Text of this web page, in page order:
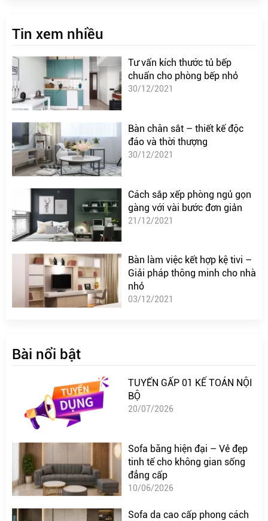
Tin xem nhiều
Tư vấn kích thước tủ bếp
chuẩn cho phòng bếp nhỏ
30/12/2021
Bàn chân sắt – thiết kế độc
đáo và thời thượng
30/12/2021
Cách sắp xếp phòng ngủ gọn
gàng với vài bước đơn giản
21/12/2021
Bàn làm việc kết hợp kệ tivi –
Giải pháp thông minh cho nhà
nhỏ
03/12/2021
Bài nổi bật
TUYỂN GẤP 01 KẾ TOÁN NỘI
BỘ
20/07/2026
Sofa băng hiện đại – Vẻ đẹp
tinh tế cho không gian sống
đẳng cấp
10/06/2026
Sofa da cao cấp phong cách